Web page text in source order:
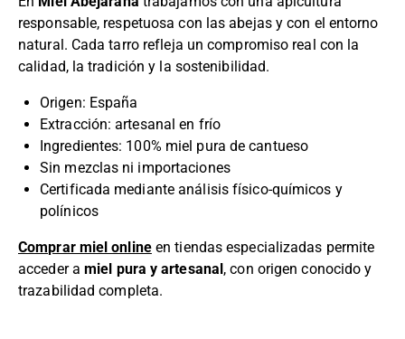
responsable, respetuosa con las abejas y con el entorno
natural. Cada tarro refleja un compromiso real con la
calidad, la tradición y la sostenibilidad.
Origen: España
Extracción: artesanal en frío
Ingredientes: 100% miel pura de cantueso
Sin mezclas ni importaciones
Certificada mediante análisis físico-químicos y
polínicos
Comprar miel onlineen tiendas especializadas permite
acceder a miel pura y artesanal, con origen conocido y
trazabilidad completa.